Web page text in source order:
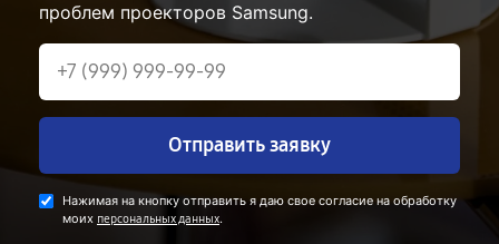
проблем проекторов Samsung.
Отправить заявку
Нажимая на кнопку отправить я даю свое согласие на обработку
моих персональных данных.